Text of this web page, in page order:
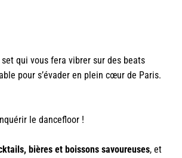
qui vous fera vibrer sur des beats
pour s’évader en plein cœur de Paris.
le dancefloor !
bières et boissons savoureuses, et